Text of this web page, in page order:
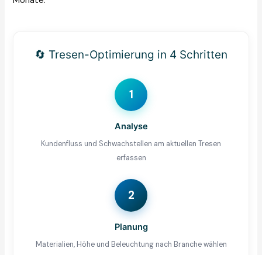
🔄 Tresen-Optimierung in 4 Schritten
1
Analyse
Kundenfluss und Schwachstellen am aktuellen Tresen
erfassen
2
Planung
Materialien, Höhe und Beleuchtung nach Branche wählen